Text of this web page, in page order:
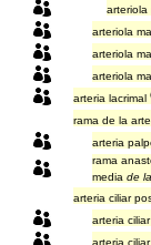
arteriola
arteriola
arteriola
arteriola
arteria lacrimal
rama de la
arteria
rama
media de
arteria ciliar
arteria
arteria